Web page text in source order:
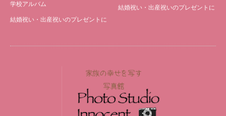
学校アルバム
結婚祝い・出産祝いのプレゼントに
結婚祝い・出産祝いのプレゼントに